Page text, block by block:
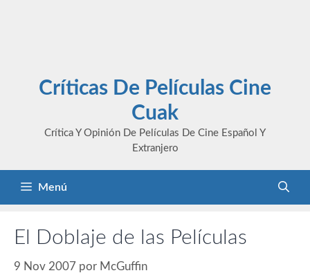
Críticas De Películas Cine
Cuak
Crítica Y Opinión De Películas De Cine Español Y
Extranjero
Menú
El Doblaje de las Películas
9 Nov 2007 por McGuffin